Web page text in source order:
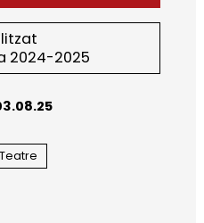
2024-2025
Teatre